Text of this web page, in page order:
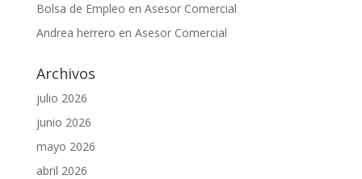
Bolsa de Empleo en Asesor Comercial
Andrea herrero en Asesor Comercial
Archivos
julio 2026
junio 2026
mayo 2026
abril 2026